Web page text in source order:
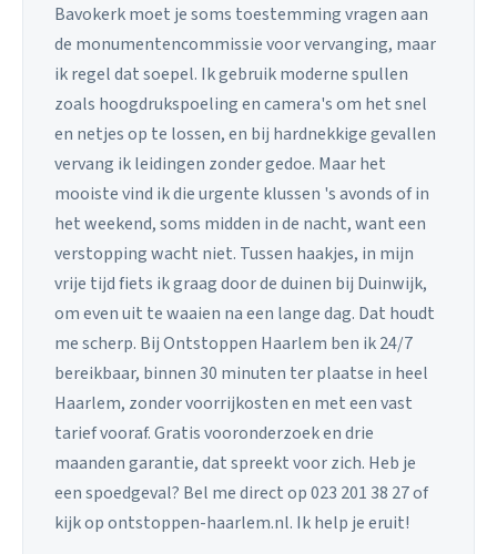
Bavokerk moet je soms toestemming vragen aan
de monumentencommissie voor vervanging, maar
ik regel dat soepel. Ik gebruik moderne spullen
zoals hoogdrukspoeling en camera's om het snel
en netjes op te lossen, en bij hardnekkige gevallen
vervang ik leidingen zonder gedoe. Maar het
mooiste vind ik die urgente klussen 's avonds of in
het weekend, soms midden in de nacht, want een
verstopping wacht niet. Tussen haakjes, in mijn
vrije tijd fiets ik graag door de duinen bij Duinwijk,
om even uit te waaien na een lange dag. Dat houdt
me scherp. Bij Ontstoppen Haarlem ben ik 24/7
bereikbaar, binnen 30 minuten ter plaatse in heel
Haarlem, zonder voorrijkosten en met een vast
tarief vooraf. Gratis vooronderzoek en drie
maanden garantie, dat spreekt voor zich. Heb je
een spoedgeval? Bel me direct op 023 201 38 27 of
kijk op ontstoppen-haarlem.nl. Ik help je eruit!